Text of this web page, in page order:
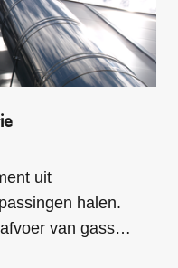
uit
halen.
van gassen